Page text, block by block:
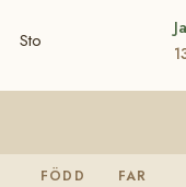
Sto
FÖDD FAR